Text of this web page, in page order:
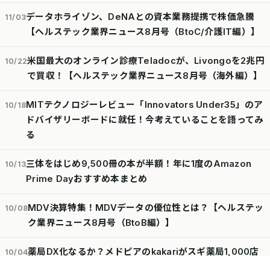
11/03データホライゾン、DeNAとの資本業務提携で株価急騰
【ヘルステック業界ニュース8月号（BtoC/介護IT編）】
10/22米国最大のオンライン診療Teladocが、Livongoを2兆円
で買収！【ヘルステック業界ニュース8月号（海外編）】
10/18MITテクノロジーレビュー「Innovators Under35」のア
ドバイザリーボードに就任！今考えていることを語ってみ
る
10/13三体をはじめ9,500冊の本が半額！年に1度のAmazon
Prime Dayおすすめ本まとめ
10/08MDV決算特集！MDVデータの優位性とは？【ヘルステッ
ク業界ニュース8月号（BtoB編）】
10/04薬局DX化なるか？メドピアのkakariがスギ薬局1,000店